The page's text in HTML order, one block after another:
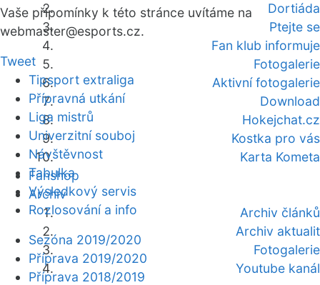
Dortiáda
Ptejte se
Fan klub informuje
Fotogalerie
Aktivní fotogalerie
Download
Hokejchat.cz
Kostka pro vás
Karta Kometa
Fanshop
Archiv
Archiv článků
Archiv aktualit
Fotogalerie
Youtube kanál
Vaše připomínky k této stránce uvítáme na
webmaster@esports.cz.
Tweet
Tipsport extraliga
Přípravná utkání
Liga mistrů
Univerzitní souboj
Návštěvnost
Tabulka
Výsledkový servis
Rozlosování a info
Sezóna 2019/2020
Příprava 2019/2020
Příprava 2018/2019